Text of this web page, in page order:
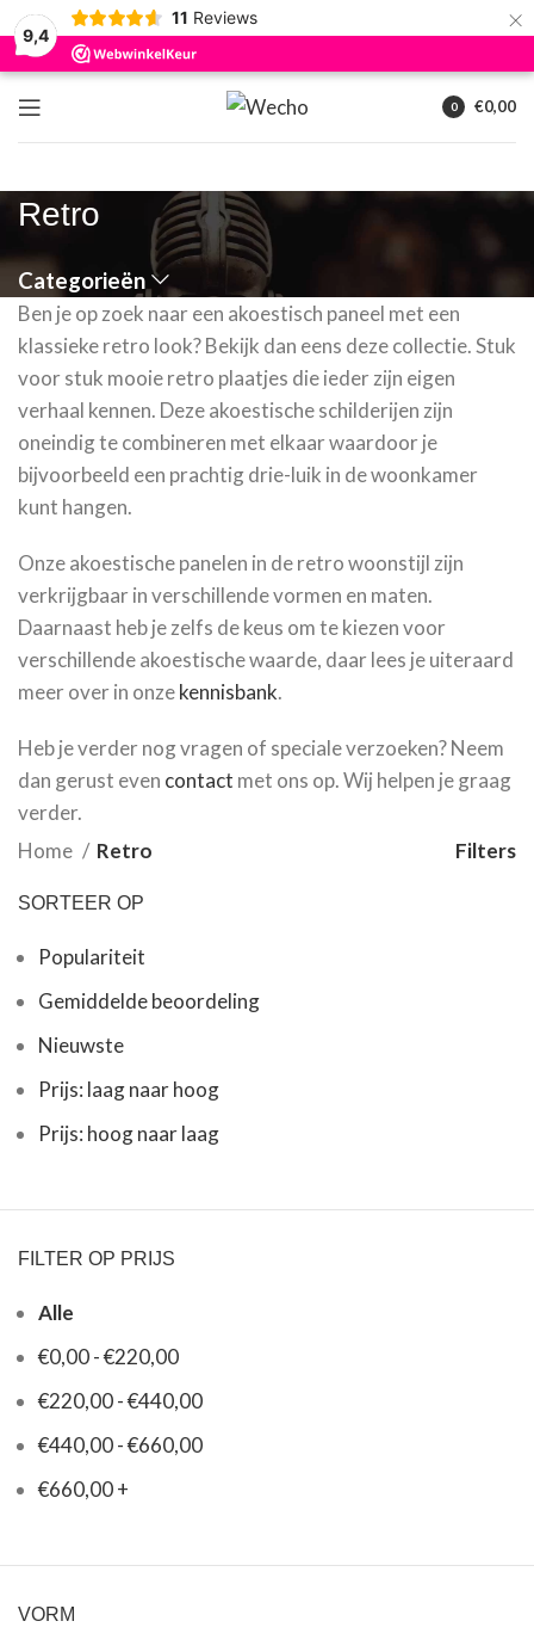
9,4
11 Reviews ×
0
€0,00
Retro
Categorieën
Ben je op zoek naar een akoestisch paneel met een
klassieke retro look? Bekijk dan eens deze collectie. Stuk
voor stuk mooie retro plaatjes die ieder zijn eigen
verhaal kennen. Deze akoestische schilderijen zijn
oneindig te combineren met elkaar waardoor je
bijvoorbeeld een prachtig drie-luik in de woonkamer
kunt hangen.
Onze akoestische panelen in de retro woonstijl zijn
verkrijgbaar in verschillende vormen en maten.
Daarnaast heb je zelfs de keus om te kiezen voor
verschillende akoestische waarde, daar lees je uiteraard
meer over in onzekennisbank.
Heb je verder nog vragen of speciale verzoeken? Neem
dan gerust even contact met ons op. Wij helpen je graag
verder.
Home
Retro Filters
SORTEER OP
Populariteit
Gemiddelde beoordeling
Nieuwste
Prijs: laag naar hoog
Prijs: hoog naar laag
FILTER OP PRIJS
Alle
€0,00-€220,00
€220,00-€440,00
€440,00-€660,00
€660,00+
VORM